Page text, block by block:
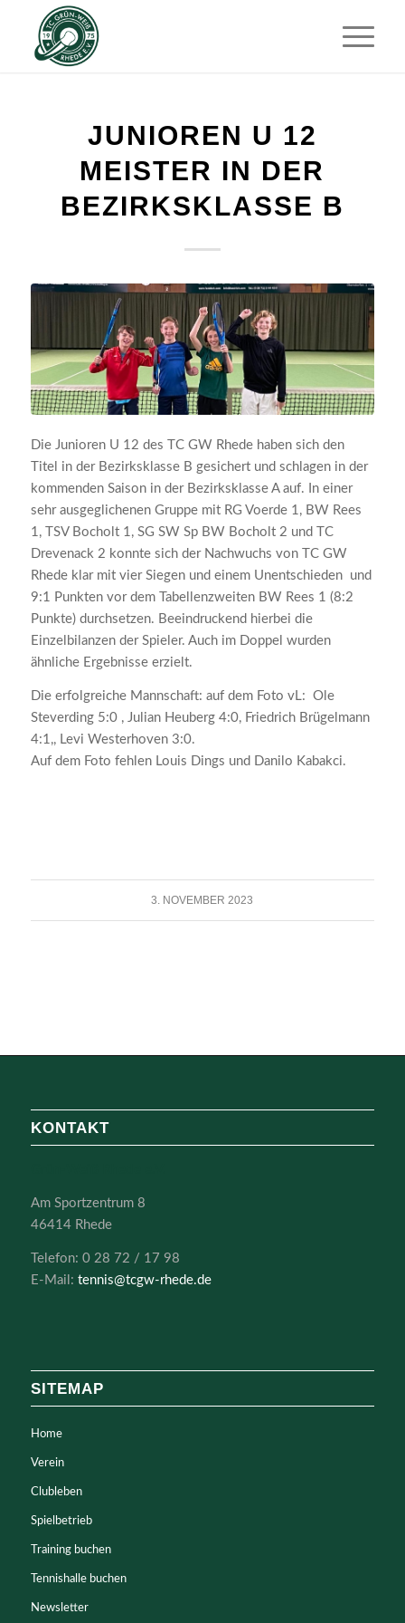
JUNIOREN U 12
MEISTER IN DER
BEZIRKSKLASSE B
Die Junioren U 12 des TC GW Rhede haben sich den
Titel in der Bezirksklasse B gesichert und schlagen in der
kommenden Saison in der Bezirksklasse A auf. In einer
sehr ausgeglichenen Gruppe mit RG Voerde 1, BW Rees
1, TSV Bocholt 1, SG SW Sp BW Bocholt 2 und TC
Drevenack 2 konnte sich der Nachwuchs von TC GW
Rhede klar mit vier Siegen und einem Unentschieden und
9:1 Punkten vor dem Tabellenzweiten BW Rees 1 (8:2
Punkte) durchsetzen. Beeindruckend hierbei die
Einzelbilanzen der Spieler. Auch im Doppel wurden
ähnliche Ergebnisse erzielt.
Die erfolgreiche Mannschaft: auf dem Foto vL: Ole
Steverding 5:0 , Julian Heuberg 4:0, Friedrich Brügelmann
4:1,, Levi Westerhoven 3:0.
Auf dem Foto fehlen Louis Dings und Danilo Kabakci.
3. NOVEMBER 2023
KONTAKT
Am Sportzentrum 8
46414 Rhede
Telefon: 0 28 72 / 17 98
E-Mail: tennis@tcgw-rhede.de
SITEMAP
Home
Verein
Clubleben
Spielbetrieb
Training buchen
Tennishalle buchen
Newsletter